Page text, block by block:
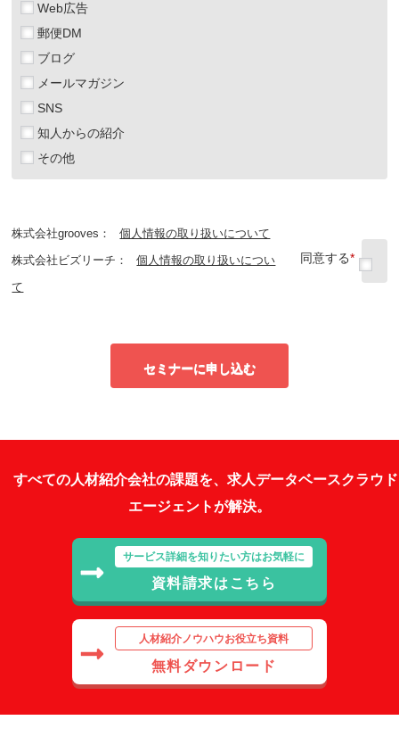
Web広告
郵便DM
ブログ
メールマガジン
SNS
知人からの紹介
その他
株式会社grooves：
個人情報の取り扱いについて
株式会社ビズリーチ：
個人情報の取り扱いについ
て
*
同意する
セミナーに申し込む
すべての人材紹介会社の課題を、求人データベースクラウド
エージェントが解決。
サービス詳細を知りたい方はお気軽に
資料請求はこちら
人材紹介ノウハウお役立ち資料
無料ダウンロード